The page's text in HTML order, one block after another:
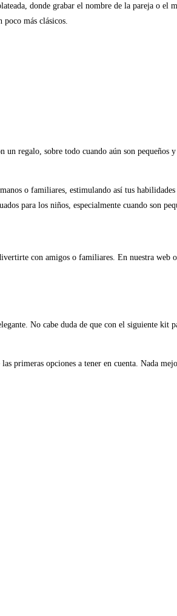
donde grabar el nombre de la pareja o
más clásicos.
regalo, sobre todo cuando aún son pequeños
o familiares, estimulando así tus
para los niños, especialmente cuando son
con amigos o familiares. En nuestra web
No cabe duda de que con el siguiente kit
primeras opciones a tener en cuenta. Nada